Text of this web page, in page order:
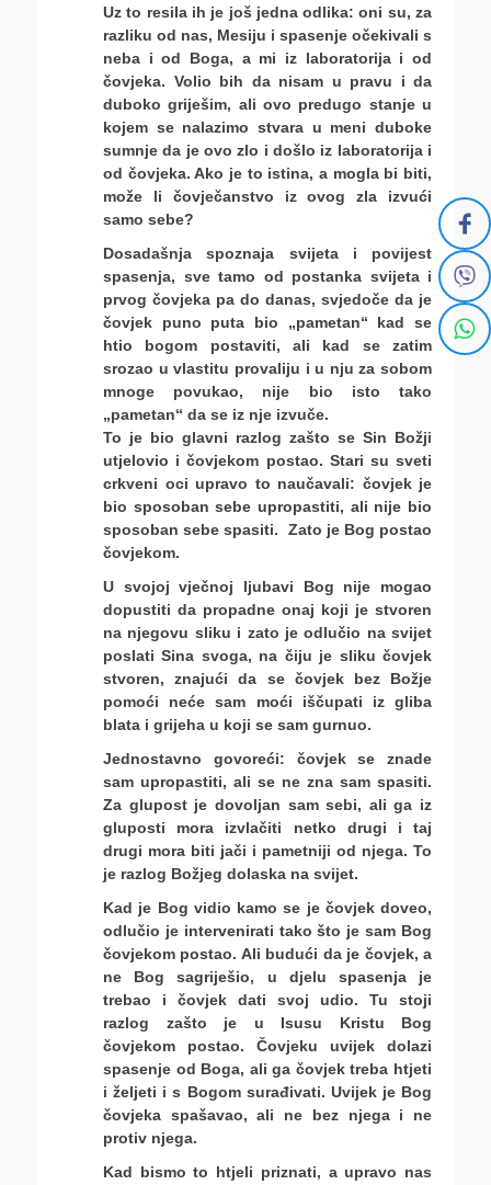
Uz to resila ih je još jedna odlika: oni su, za
razliku od nas, Mesiju i spasenje očekivali s
neba i od Boga, a mi iz laboratorija i od
čovjeka. Volio bih da nisam u pravu i da
duboko griješim, ali ovo predugo stanje u
kojem se nalazimo stvara u meni duboke
sumnje da je ovo zlo i došlo iz laboratorija i
od čovjeka. Ako je to istina, a mogla bi biti,
može li čovječanstvo iz ovog zla izvući
samo sebe?
Dosadašnja spoznaja svijeta i povijest
spasenja, sve tamo od postanka svijeta i
prvog čovjeka pa do danas, svjedoče da je
čovjek puno puta bio „pametan“ kad se
htio bogom postaviti, ali kad se zatim
srozao u vlastitu provaliju i u nju za sobom
mnoge povukao, nije bio isto tako
„pametan“ da se iz nje izvuče.
To je bio glavni razlog zašto se Sin Božji
utjelovio i čovjekom postao. Stari su sveti
crkveni oci upravo to naučavali: čovjek je
bio sposoban sebe upropastiti, ali nije bio
sposoban sebe spasiti. Zato je Bog postao
čovjekom.
U svojoj vječnoj ljubavi Bog nije mogao
dopustiti da propadne onaj koji je stvoren
na njegovu sliku i zato je odlučio na svijet
poslati Sina svoga, na čiju je sliku čovjek
stvoren, znajući da se čovjek bez Božje
pomoći neće sam moći iščupati iz gliba
blata i grijeha u koji se sam gurnuo.
Jednostavno govoreći: čovjek se znade
sam upropastiti, ali se ne zna sam spasiti.
Za glupost je dovoljan sam sebi, ali ga iz
gluposti mora izvlačiti netko drugi i taj
drugi mora biti jači i pametniji od njega. To
je razlog Božjeg dolaska na svijet.
Kad je Bog vidio kamo se je čovjek doveo,
odlučio je intervenirati tako što je sam Bog
čovjekom postao. Ali budući da je čovjek, a
ne Bog sagriješio, u djelu spasenja je
trebao i čovjek dati svoj udio. Tu stoji
razlog zašto je u Isusu Kristu Bog
čovjekom postao. Čovjeku uvijek dolazi
spasenje od Boga, ali ga čovjek treba htjeti
i željeti i s Bogom surađivati. Uvijek je Bog
čovjeka spašavao, ali ne bez njega i ne
protiv njega.
Kad bismo to htjeli priznati, a upravo nas